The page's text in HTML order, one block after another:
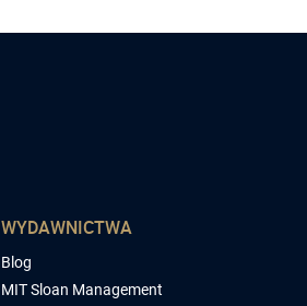
WYDAWNICTWA
Blog
MIT Sloan Management